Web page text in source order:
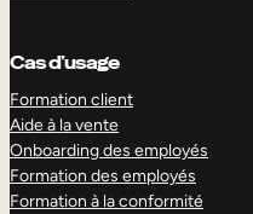
Cas d’usage
Formation client
Aide à la vente
Onboarding des employés
Formation des employés
Formation à la conformité